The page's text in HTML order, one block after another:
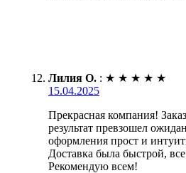
Лилия О. : ★ ★ ★ ★ ★
15.04.2025
Прекрасная компания!
результат превзошел
оформления прост и
Доставка была быстрой,
Рекомендую всем!